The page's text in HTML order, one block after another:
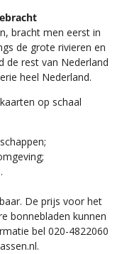
bracht men eerst in
de grote rivieren en
de rest van Nederland
heel Nederland.
op schaal
De prijs voor het
bonnebladen kunnen
bel 020-4822060